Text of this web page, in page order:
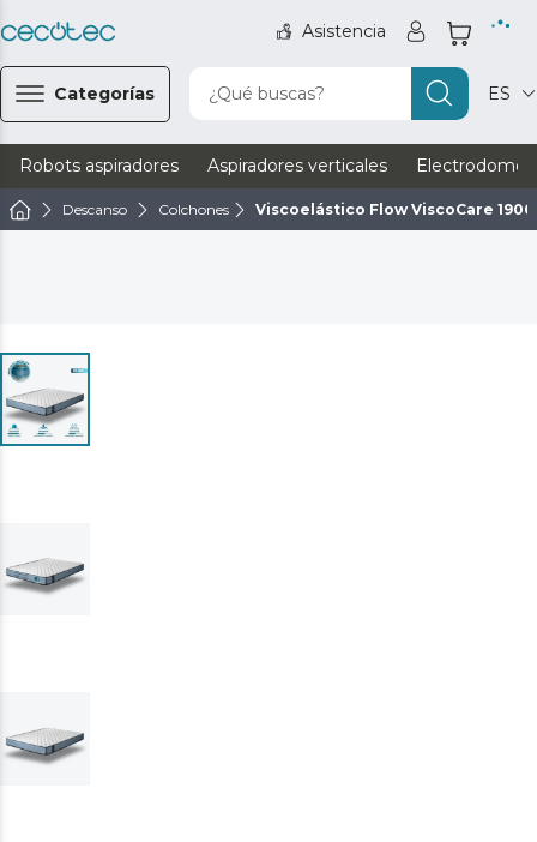
Asistencia
Categorías ¿Qué buscas? ES
Robots aspiradores Aspiradores verticales
Descanso Colchones Viscoelástico Flow ViscoCare